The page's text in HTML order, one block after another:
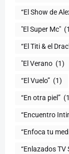
“El Show de
"El Super Mc"
“El Titi & el
"El Verano (1)
(1)
“En otra piel”
“Encuentro
“Enfoca tu
“Enlazados TV